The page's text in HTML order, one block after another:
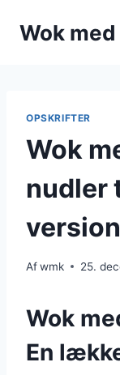
Wok
OPSKRIFTER
Wok
nudler
version
Afwmk 25.
Wok
En